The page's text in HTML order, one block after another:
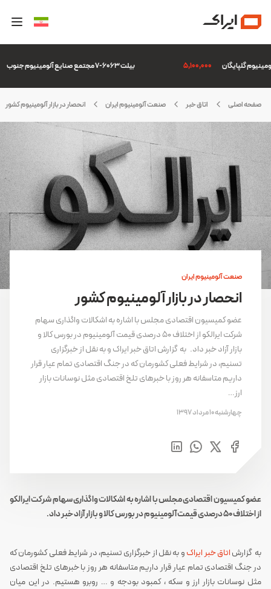
بیلت 6063-7 مجتمع صنایع آلومینیوم جنوب 5,100,000
صفحه اصلی اتاق خبر صنعت آلومینیوم ایران انحصار در بازار آلومینیوم کشور
صنعت آلومینیوم ایران
انحصار در بازار آلومینیوم کشور
عضو کمیسیون اقتصادی مجلس با اشاره به اشکالات واگذاری سهام
شرکت ایرالکو از اختلاف ۵۰ درصدی قیمت آلومینیوم در بورس کالا و
بازار آزاد خبر داد. به گزارش اتاق خبر ایراک و به نقل از خبرگزاری
تسنیم، در شرایط فعلی کشورمان که در جنگ اقتصادی تمام عیار قرار
داریم متاسفانه هر روز با خبرهای تلخ اقتصادی مثل نوسانات بازار
ارز…
چهارشنبه 10 مرداد 1397
عضو کمیسیون اقتصادی مجلس با اشاره به اشکالات واگذاری سهام شرکت ایرالکو
از اختلاف ۵۰ درصدی قیمت آلومینیوم در بورس کالا و بازار آزاد خبر داد.
به گزارشاتاق خبر ایراکو به نقل از خبرگزاری تسنیم، در شرایط فعلی کشورمان که
در جنگ اقتصادی تمام عیار قرار داریم متاسفانه هر روز با خبرهای تلخ اقتصادی
مثل نوسانات بازار ارز و سکه ، کمبود بودجه و … روبرو هستیم. در این میان